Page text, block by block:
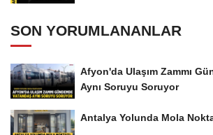
SON YORUMLANANLAR
Afyon'da Ulaşım Zammı
Aynı Soruyu Soruyor
Antalya Yolunda Mola